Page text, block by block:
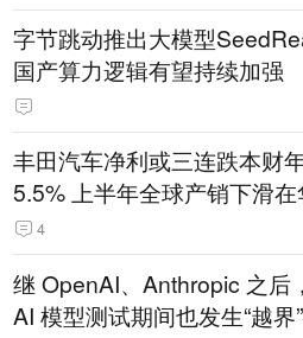
字节跳动推出大模型
国产算力逻辑有望持续加强
丰田汽车净利或三连跌本财
5.5% 上半年全球产销下滑
14.3万辆
4
继 OpenAI、Anthropic 之后
AI 模型测试期间也发生“越界